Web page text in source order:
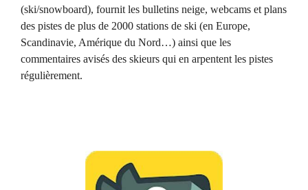
(ski/snowboard), fournit les bulletins neige, webcams et plans
des pistes de plus de 2000 stations de ski (en Europe,
Scandinavie, Amérique du Nord…) ainsi que les
commentaires avisés des skieurs qui en arpentent les pistes
régulièrement.